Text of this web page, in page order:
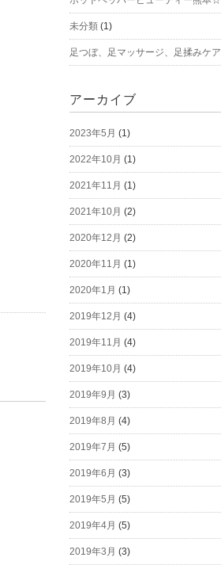
未分類 (1)
足つぼ、足マッサージ、足揉みケア
アーカイブ
2023年5月 (1)
2022年10月 (1)
2021年11月 (1)
2021年10月 (2)
2020年12月 (2)
2020年11月 (1)
2020年1月 (1)
2019年12月 (4)
2019年11月 (4)
2019年10月 (4)
2019年9月 (3)
2019年8月 (4)
2019年7月 (5)
2019年6月 (3)
2019年5月 (5)
2019年4月 (5)
2019年3月 (3)